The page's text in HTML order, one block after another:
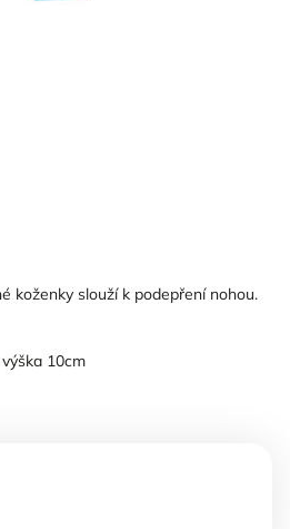
koženky slouží k podepření nohou.
10cm